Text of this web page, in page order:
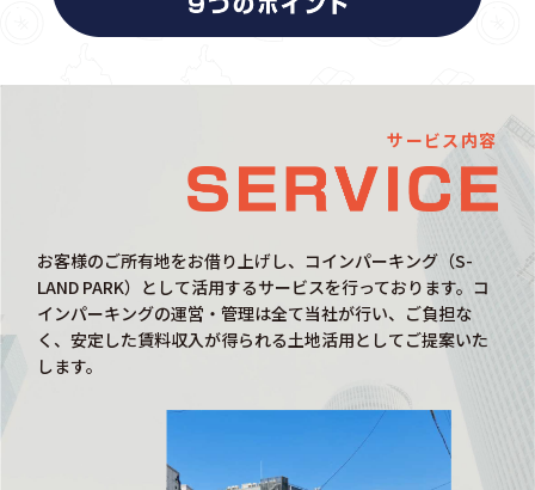
サービス内容
お客様のご所有地をお借り上げし、コインパーキング（S-
LAND PARK）として活用するサービスを行っております。コ
インパーキングの運営・管理は全て当社が行い、ご負担な
く、安定した賃料収入が得られる土地活用としてご提案いた
します。